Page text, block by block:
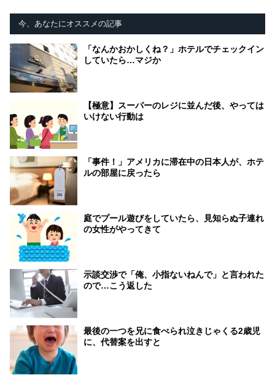
今、あなたにオススメの記事
「なんかおかしくね？」ホテルでチェックイン
していたら…マジか
【極意】スーパーのレジに並んだ後、やっては
いけない行動は
「事件！」アメリカに滞在中の日本人が、ホテ
ルの部屋に戻ったら
庭でプール遊びをしていたら、見知らぬ子連れ
の女性がやってきて
示談交渉で「俺、小指ないねんで」と言われた
ので…こう返した
最後の一つを兄に食べられ泣きじゃくる2歳児
に、代替案を出すと